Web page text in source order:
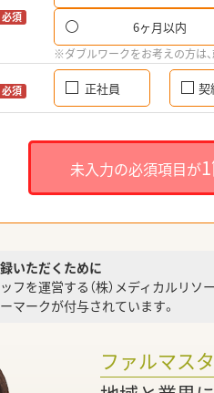
必須
6ヶ月以内
※ダブルワークをお考えの方は
必須 正社員 契
未入力の必須項目が
いただくために
フを運営する（株）メディカルリ
マークが付与されています。
ファルマス